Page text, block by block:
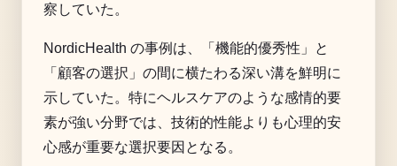
察していた。
NordicHealth の事例は、「機能的優秀性」と
「顧客の選択」の間に横たわる深い溝を鮮明に
示していた。特にヘルスケアのような感情的要
素が強い分野では、技術的性能よりも心理的安
心感が重要な選択要因となる。